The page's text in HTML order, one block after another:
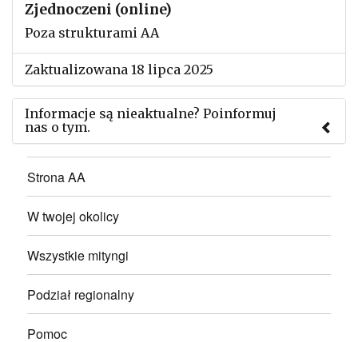
Zjednoczeni (online)
Poza strukturami AA
Zaktualizowana 18 lipca 2025
Informacje są nieaktualne? Poinformuj
nas o tym.
Użyj tego formularza aby przesłać informację o
zmianach w powyższym mityngu.
Strona AA
W twojej okolicy
Wszystkie mityngi
Podział regionalny
Pomoc